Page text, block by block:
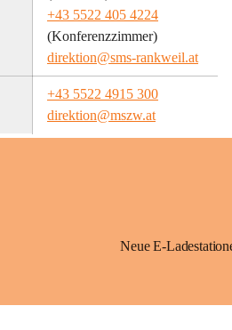
+43 5522 405 4224
(Konferenzzimmer)
direktion@sms-rankweil.at
+43 5522 4915 300
direktion@mszw.at